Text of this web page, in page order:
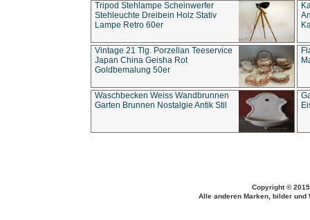
Tripod Stehlampe Scheinwerfer
Stehleuchte Dreibein Holz Stativ
Lampe Retro 60er
Vintage 21 Tlg. Porzellan Teeservice
Japan China Geisha Rot
Goldbemalung 50er
Waschbecken Weiss Wandbrunnen
Garten Brunnen Nostalgie Antik Stil
Copyright ©
Alle anderen Marken, bilder und